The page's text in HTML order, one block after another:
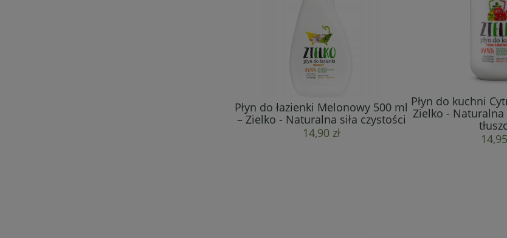
Płyn do łazienki Melonowy 500 ml
– Zielko - Naturalna siła czystości
14,90 zł
Płyn do kuchni
Zielko - Naturalna